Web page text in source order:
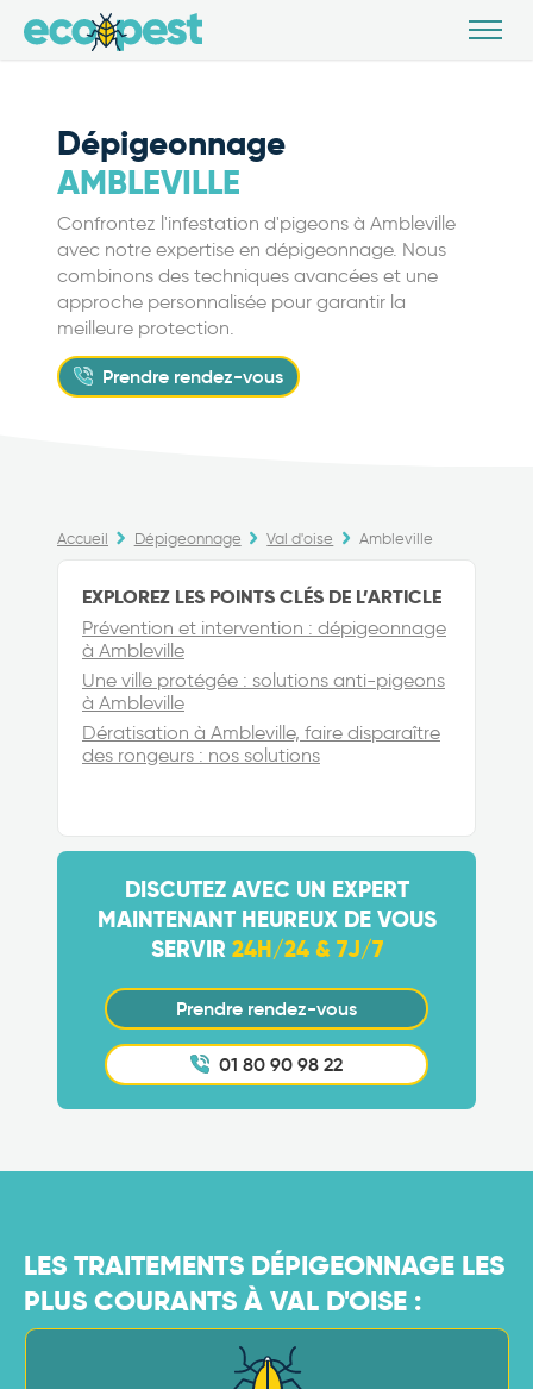
Dépigeonnage
AMBLEVILLE
Confrontez l'infestation d'pigeons à Ambleville
avec notre expertise en dépigeonnage. Nous
combinons des techniques avancées et une
approche personnalisée pour garantir la
meilleure protection.
Prendre rendez-vous
Accueil Dépigeonnage Val d'oise Ambleville
EXPLOREZ LES POINTS CLÉS DE L’ARTICLE
Prévention et intervention : dépigeonnage
à Ambleville
Une ville protégée : solutions anti-pigeons
à Ambleville
Dératisation à Ambleville, faire disparaître
des rongeurs : nos solutions
DISCUTEZ AVEC UN EXPERT
MAINTENANT HEUREUX DE VOUS
SERVIR 24H/24 & 7J/7
Prendre rendez-vous
01 80 90 98 22
LES TRAITEMENTS DÉPIGEONNAGE LES
PLUS COURANTS À VAL D'OISE :